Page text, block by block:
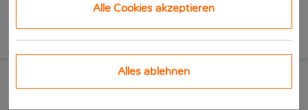
Suchen
Neue Suche
Alle Cookies akzeptieren
Alles ablehnen